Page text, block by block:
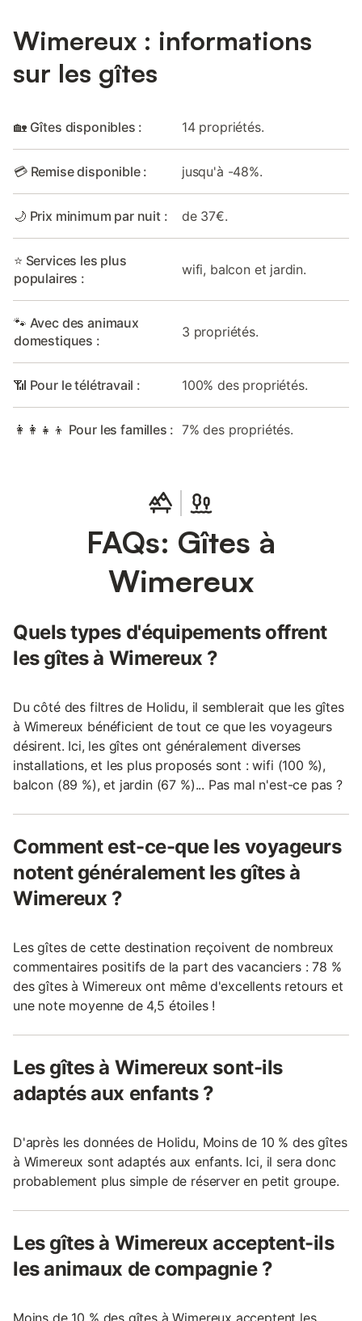
Wimereux : informations
sur les gîtes
🏡 Gîtes disponibles : 14 propriétés.
💳 Remise disponible : jusqu'à -48%.
🌙 Prix minimum par nuit : de 37€.
⭐ Services les plus
populaires :
wifi, balcon et jardin.
🐾 Avec des animaux
domestiques :
3 propriétés.
📶 Pour le télétravail : 100% des propriétés.
👩‍👩‍👧‍👦 Pour les familles : 7% des propriétés.
FAQs: Gîtes à
Wimereux
Quels types d'équipements offrent
les gîtes à Wimereux ?
Du côté des filtres de Holidu, il semblerait que les gîtes
à Wimereux bénéficient de tout ce que les voyageurs
désirent. Ici, les gîtes ont généralement diverses
installations, et les plus proposés sont : wifi (100 %),
balcon (89 %), et jardin (67 %)... Pas mal n'est-ce pas ?
Comment est-ce-que les voyageurs
notent généralement les gîtes à
Wimereux ?
Les gîtes de cette destination reçoivent de nombreux
commentaires positifs de la part des vacanciers : 78 %
des gîtes à Wimereux ont même d'excellents retours et
une note moyenne de 4,5 étoiles !
Les gîtes à Wimereux sont-ils
adaptés aux enfants ?
D'après les données de Holidu, Moins de 10 % des gîtes
à Wimereux sont adaptés aux enfants. Ici, il sera donc
probablement plus simple de réserver en petit groupe.
Les gîtes à Wimereux acceptent-ils
les animaux de compagnie ?